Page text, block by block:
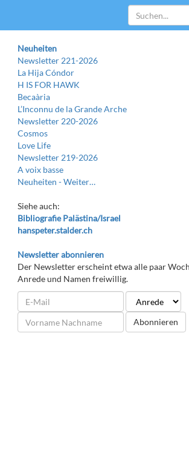
Neuheiten
Newsletter 221-2026
La Hija Cóndor
H IS FOR HAWK
Becaària
L’Inconnu de la Grande Arche
Newsletter 220-2026
Cosmos
Love Life
Newsletter 219-2026
A voix basse
Neuheiten -Weiter…
Siehe auch:
Bibliografie Palästina/Israel
hanspeter.stalder.ch
Newsletter abonnieren
Der Newsletter erscheint etwa alle paar
Anrede und Namen freiwillig.
Abonnieren